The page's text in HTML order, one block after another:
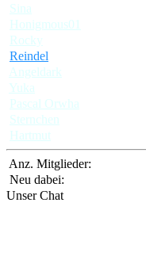
Sina
Honigmous01
Rocky
Reindel
Angeldark
Yuka
Pascal Orwha
Sternchen
Hartmut
Anz. Mitglieder:
Neu dabei:
Unser Chat